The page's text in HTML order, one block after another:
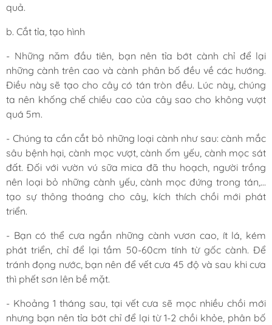
quả.
b. Cắt tỉa, tạo hình
- Những năm đầu tiên, bạn nên tỉa bớt cành chỉ để lại
những cành trên cao và cành phân bố đều về các hướng.
Điều này sẽ tạo cho cây có tán tròn đều. Lúc này, chúng
ta nên khống chế chiều cao của cây sao cho không vượt
quá 5m.
- Chúng ta cần cắt bỏ những loại cành như sau: cành mắc
sâu bệnh hại, cành mọc vượt, cành ốm yếu, cành mọc sát
đất. Đối với vườn vú sữa mica đã thu hoạch, người trồng
nên loại bỏ những cành yếu, cành mọc đứng trong tán,…
tạo sự thông thoáng cho cây, kích thích chồi mới phát
triển.
- Bạn có thể cưa ngắn những cành vươn cao, ít lá, kém
phát triển, chỉ để lại tầm 50-60cm tính từ gốc cành. Để
tránh đọng nước, bạn nên để vết cưa 45 độ và sau khi cưa
thì phết sơn lên bề mặt.
- Khoảng 1 tháng sau, tại vết cưa sẽ mọc nhiều chồi mới
nhưng bạn nên tỉa bớt chỉ để lại từ 1-2 chồi khỏe, phân bố